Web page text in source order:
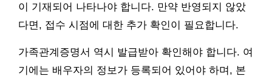
이 기재되어 나타나야 합니다. 만약 반영되지 않았
다면, 접수 시점에 대한 추가 확인이 필요합니다.
가족관계증명서 역시 발급받아 확인해야 합니다. 여
기에는 배우자의 정보가 등록되어 있어야 하며, 본